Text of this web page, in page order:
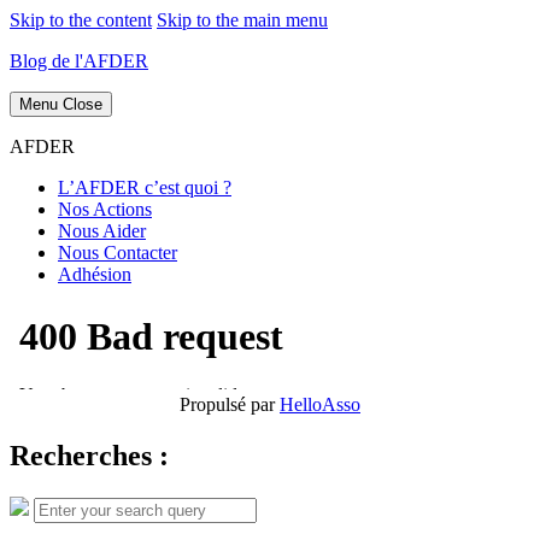
Skip to the content Skip to the main menu
Blog de l'AFDER
Menu Close
AFDER
L’AFDER c’est quoi ?
Nos Actions
Nous Aider
Nous Contacter
Adhésion
Propulsé parHelloAsso
Recherches :
Search
for:
Search